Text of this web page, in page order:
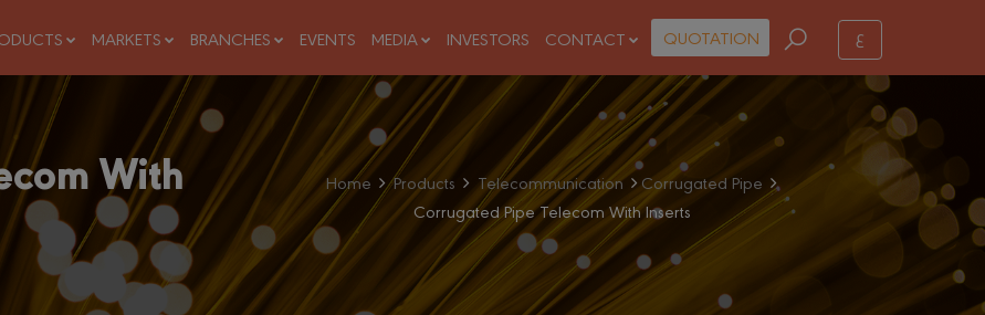
ع MARKETS BRANCHES EVENTS MEDIA INVESTORS CONTACT QUOTATION
With
Home Products Telecommunication
Corrugated Pipe
Corrugated Pipe Telecom With Inserts